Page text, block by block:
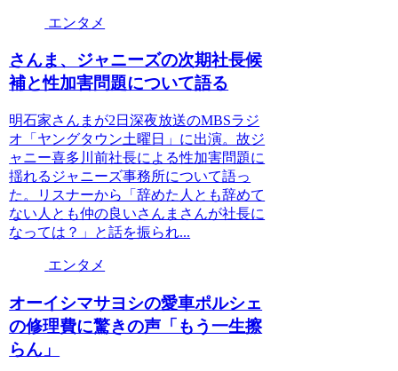
エンタメ
さんま、ジャニーズの次期社長候
補と性加害問題について語る
明石家さんまが2日深夜放送のMBSラジ
オ「ヤングタウン土曜日」に出演。故ジ
ャニー喜多川前社長による性加害問題に
揺れるジャニーズ事務所について語っ
た。リスナーから「辞めた人とも辞めて
ない人とも仲の良いさんまさんが社長に
なっては？」と話を振られ...
エンタメ
オーイシマサヨシの愛車ポルシェ
の修理費に驚きの声「もう一生擦
らん」